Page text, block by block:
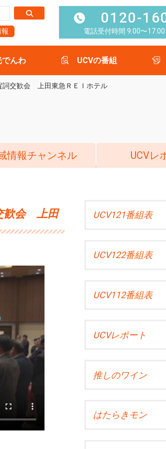
0120-
電話受付時間 9:00〜17:00
でんわ UCVの番組
交歓会 上田東急ＲＥＩホテル
情報チャンネル UCVレ
歓会 上田
UCV121番組表
UCV122番組表
UCV112番組表
UCVレポート
推しのワイン
はたらきモン